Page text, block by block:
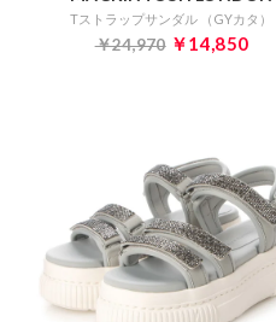
Tストラップサンダル （GYカタ）
￥24,970 ￥14,850